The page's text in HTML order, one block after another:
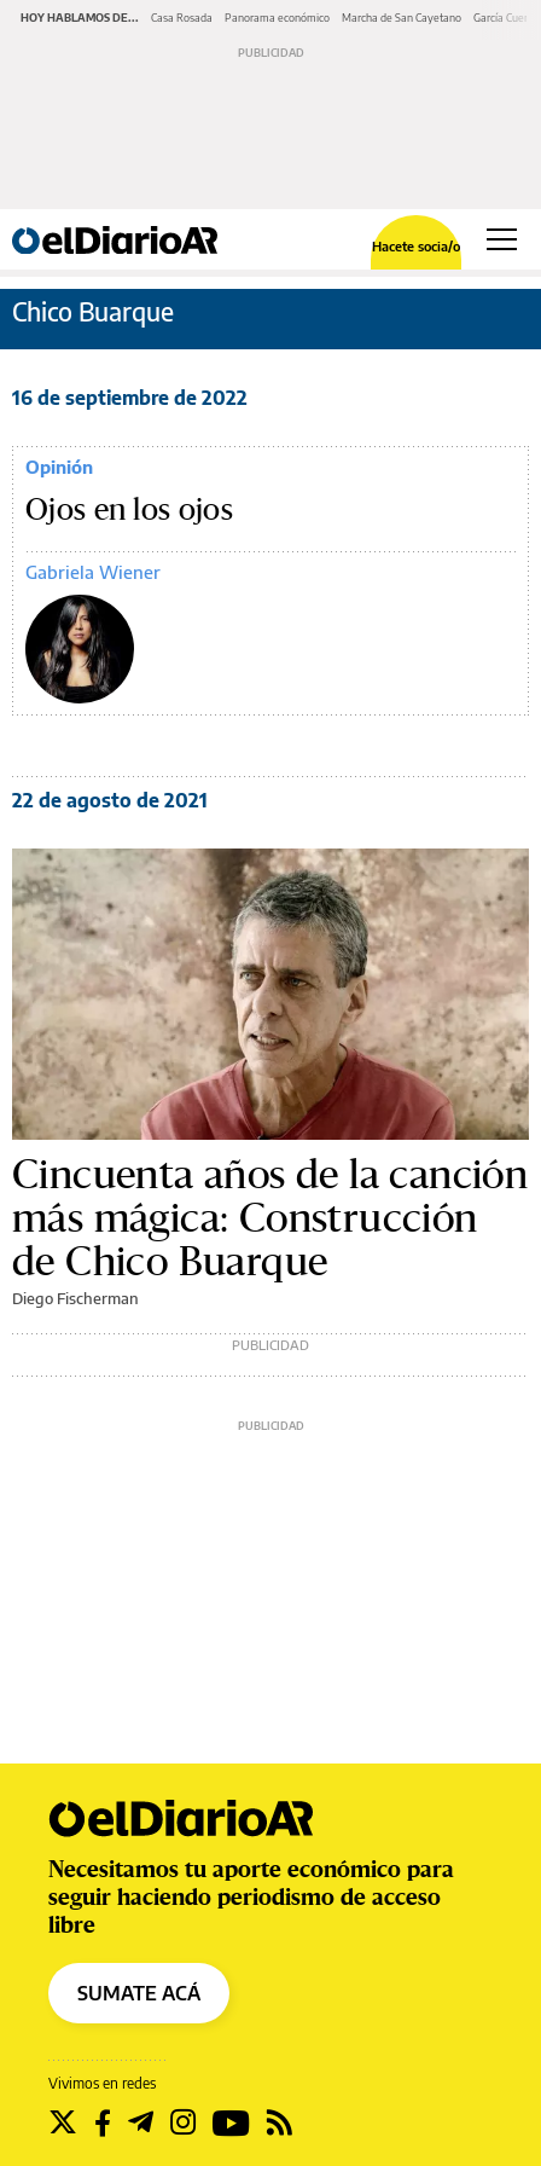
HOY HABLAMOS DE... Casa Rosada Panorama económico Marcha de San Cayetano García Cuerva
Hacete socia/o
Chico Buarque
16 de septiembre de 2022
Opinión
Ojos en los ojos
Gabriela Wiener
22 de agosto de 2021
Cincuenta años de la canción
más mágica: Construcción
de Chico Buarque
Diego Fischerman
Vivimos en redes
Necesitamos tu aporte económico para
seguir haciendo periodismo de acceso
libre
SUMATE ACÁ